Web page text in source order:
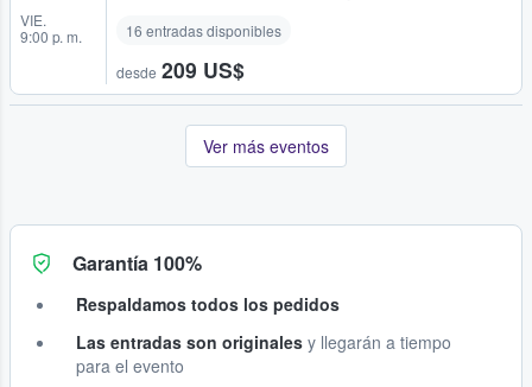
VIE.
9:00 p. m.
16 entradas disponibles
desde 209 US$
Ver más eventos
Garantía 100%
Respaldamos todos los pedidos
Las entradas son originales y llegarán a tiempo
para el evento